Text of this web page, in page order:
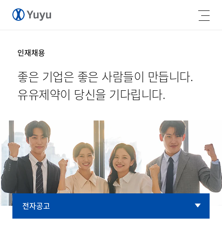
인재채용
좋은 기업은 좋은 사람들이 만듭니다.
유유제약이 당신을 기다립니다.
전자공고